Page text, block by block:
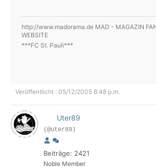
http://www.madorama.de MAD - MAGAZIN
WEBSITE
***FC St. Pauli***
Veröffentlicht : 05/12/2005 8:48 p.m.
Uter89
(@uter89)
Beiträge: 2421
Noble Member